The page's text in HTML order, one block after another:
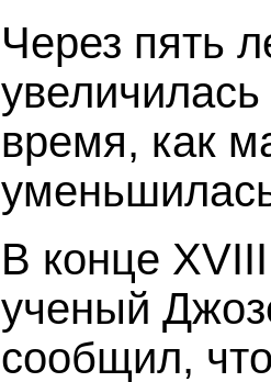
Через пять
увеличилась
время, как
В конце
ученый
сообщил,